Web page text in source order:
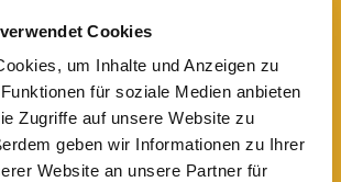
Cookies
um Inhalte und Anzeigen zu
für soziale Medien anbieten
Zugriffe auf unsere Website zu
geben wir Informationen zu Ihrer
Website an unsere Partner für